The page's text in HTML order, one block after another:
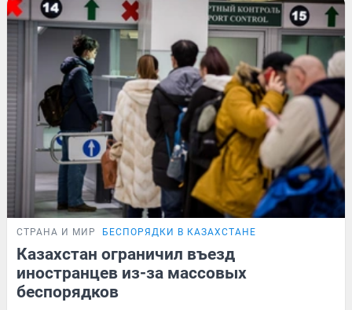
СТРАНА И МИР БЕСПОРЯДКИ В КАЗАХСТАНЕ
Казахстан ограничил въезд
иностранцев из-за массовых
беспорядков